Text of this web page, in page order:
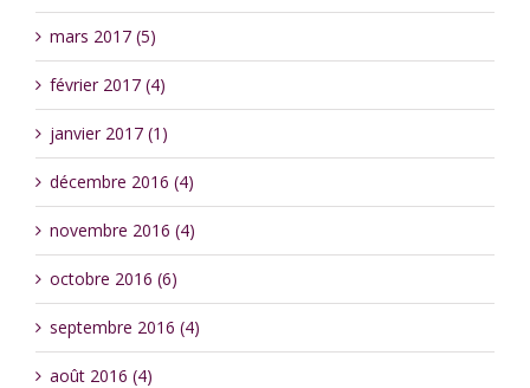
mars 2017 (5)
février 2017 (4)
janvier 2017 (1)
décembre 2016 (4)
novembre 2016 (4)
octobre 2016 (6)
septembre 2016 (4)
août 2016 (4)